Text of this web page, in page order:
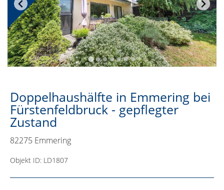
Doppelhaushälfte in Emmering bei
Fürstenfeldbruck - gepflegter
Zustand
82275 Emmering
Objekt ID: LD1807